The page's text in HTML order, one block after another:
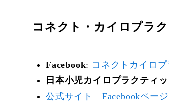
コネクト・カイロプラ
Facebook: コネクトカイロ
日本小児カイロプラクティ
公式サイト
Facebookページ